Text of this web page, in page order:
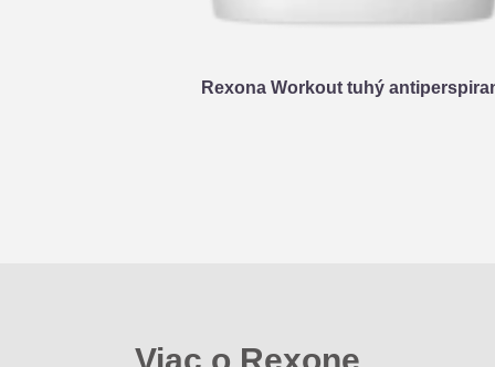
Rexona Workout tuhý